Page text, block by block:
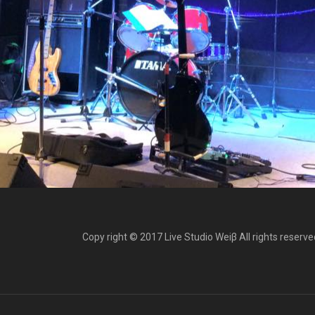
Copy right © 2017 Live Studio Weiβ All rights